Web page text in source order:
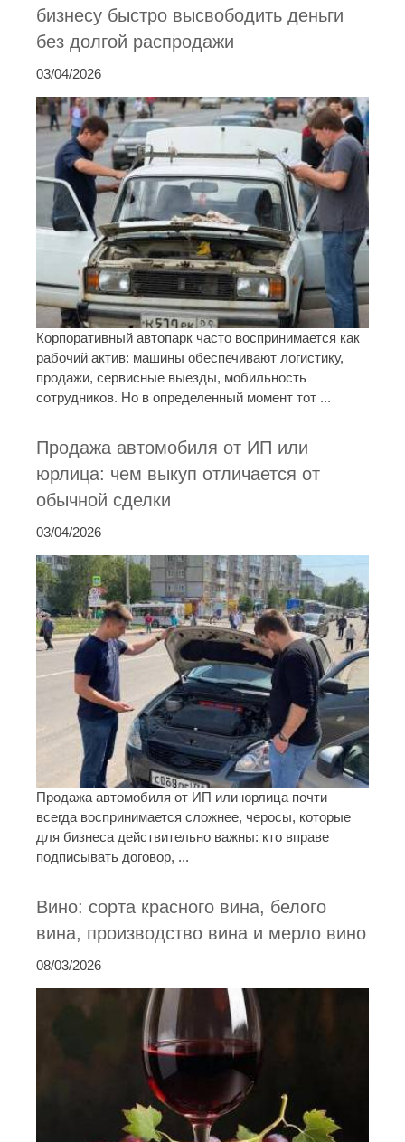
бизнесу быстро высвободить деньги
без долгой распродажи
03/04/2026
Корпоративный автопарк часто воспринимается как
рабочий актив: машины обеспечивают логистику,
продажи, сервисные выезды, мобильность
сотрудников. Но в определенный момент тот ...
Продажа автомобиля от ИП или
юрлица: чем выкуп отличается от
обычной сделки
03/04/2026
Продажа автомобиля от ИП или юрлица почти
всегда воспринимается сложнее, черосы, которые
для бизнеса действительно важны: кто вправе
подписывать договор, ...
Вино: сорта красного вина, белого
вина, производство вина и мерло вино
08/03/2026